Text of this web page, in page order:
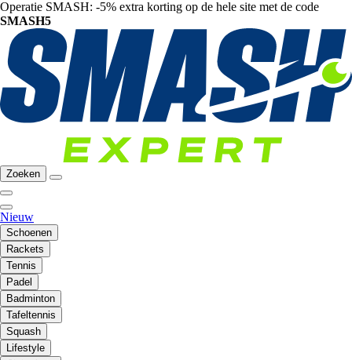
Operatie SMASH: -5% extra korting op de hele site met de code
SMASH5
Zoeken
Nieuw
Schoenen
Rackets
Tennis
Padel
Badminton
Tafeltennis
Squash
Lifestyle